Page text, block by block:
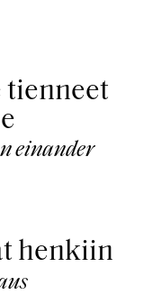
einander
henkiin